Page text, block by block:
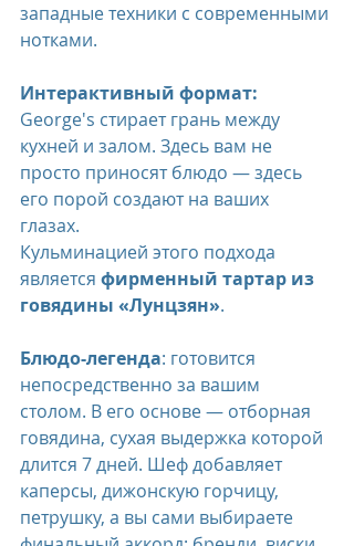
западные техники с современными
нотками.
Интерактивный формат:
George's стирает грань между
кухней и залом. Здесь вам не
просто приносят блюдо — здесь
его порой создают на ваших
глазах.
Кульминацией этого подхода
является фирменный тартар из
говядины «Лунцзян».
Блюдо-легенда: готовится
непосредственно за вашим
столом. В его основе — отборная
говядина, сухая выдержка которой
длится 7 дней. Шеф добавляет
каперсы, дижонскую горчицу,
петрушку, а вы сами выбираете